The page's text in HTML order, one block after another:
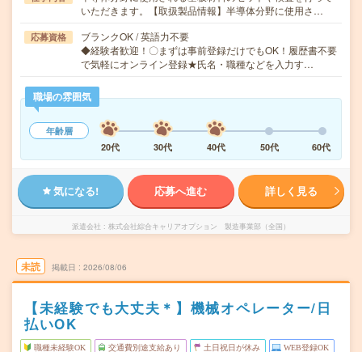
いただきます。【取扱製品情報】半導体分野に使用さ…
応募資格
ブランクOK / 英語力不要
◆経験者歓迎！〇まずは事前登録だけでもOK！履歴書不要
で気軽にオンライン登録★氏名・職種などを入力す…
職場の雰囲気
年齢層
20代
30代 40代 50代 60代
気になる! 応募へ進む 詳しく見る
派遣会社 株式会社綜合キャリアオプション 製造事業部（全国）
未読 掲載日 2026/08/06
【未経験でも大丈夫＊】機械オペレーター/日
払いOK
職種未経験OK 交通費別途支給あり 土日祝日が休み WEB登録OK